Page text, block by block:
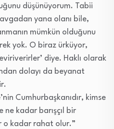
düşünüyorum. Tabii
yana olanı bile,
mümkün olduğunu
yok. O biraz ürküyor,
diye. Haklı olarak
dolayı da beyanat
Cumhurbaşkanıdır, kimse
ne kadar barışçıl bir
o kadar rahat olur.”